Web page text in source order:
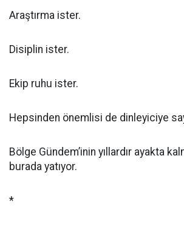
Araştırma ister.
Disiplin ister.
Ekip ruhu ister.
Hepsinden önemlisi de dinleyiciye
Bölge Gündem’inin yıllardır ayakta
burada yatıyor.
*